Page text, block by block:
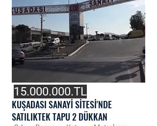
15.000.000.TL
KUŞADASI SANAYİ SİTESİ'NDE
SATILIKTEK TAPU 2 DÜKKAN